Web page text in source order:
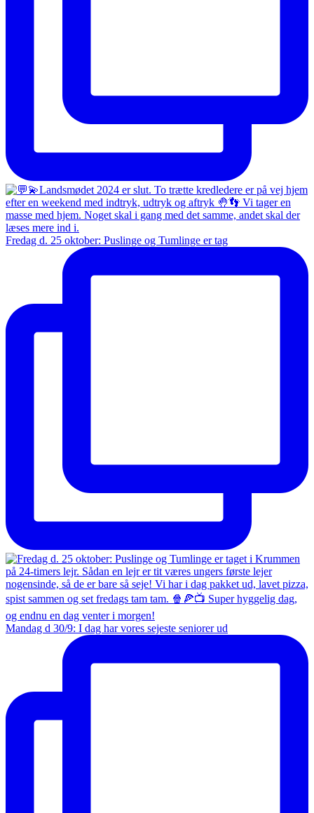
Fredag d. 25 oktober: Puslinge og Tumlinge er tag
Mandag d 30/9: I dag har vores sejeste seniorer ud